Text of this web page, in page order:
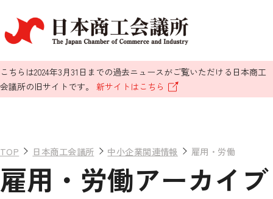
こちらは2024年3月31日までの過去ニュースがご覧いただける日本商工
会議所の旧サイトです。 新サイトはこちら
TOP 日本商工会議所 中小企業関連情報 雇用・労働
雇用・労働アーカイ